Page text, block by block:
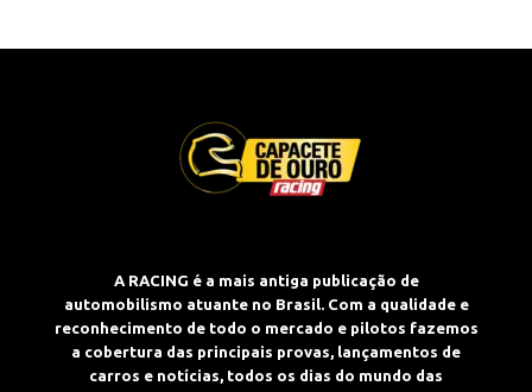
A RACING é a mais antiga publicação de
automobilismo atuante no Brasil. Com a qualidade e
reconhecimento de todo o mercado e pilotos fazemos
a cobertura das principais provas, lançamentos de
carros e notícias, todos os dias do mundo das